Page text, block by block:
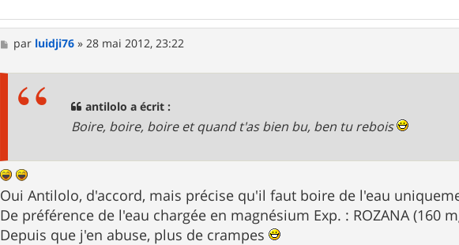
M
e
par luidji76 » 28 mai 2012, 23:22
antilolo a écrit :
Boire, boire, boire et quand t'as bien bu, ben tu rebois
Oui Antilolo, d'accord, mais précise qu'il faut boire de l'eau
De préférence de l'eau chargée en magnésium Exp. : ROZANA (160
Depuis que j'en abuse, plus de crampes